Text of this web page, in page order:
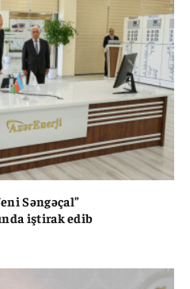
Səngəçal”
iştirak edib